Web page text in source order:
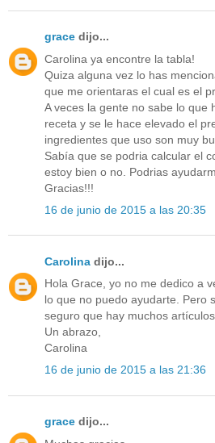
grace dijo...
Carolina ya encontre la tabla!
Quiza alguna vez lo has
que me orientaras el cual es el
A veces la gente no sabe lo que
receta y se le hace elevado el
ingredientes que uso son muy
Sabía que se podria calcular el
estoy bien o no. Podrias
Gracias!!!
16 de junio de 2015 a las 20:35
Carolina dijo...
Hola Grace, yo no me dedico a
lo que no puedo ayudarte. Pero
seguro que hay muchos
Un abrazo,
Carolina
16 de junio de 2015 a las 21:36
grace dijo...